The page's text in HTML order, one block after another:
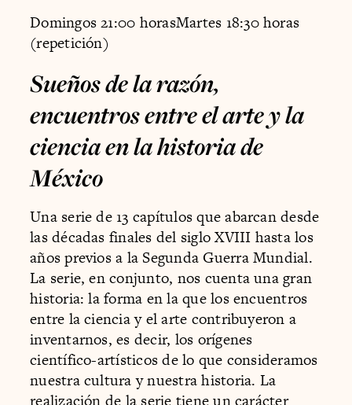
Domingos 21:00 horasMartes 18:30 horas
(repetición)
Sueños de la razón,
encuentros entre el arte y la
ciencia en la historia de
México
Una serie de 13 capítulos que abarcan desde
las décadas finales del siglo XVIII hasta los
años previos a la Segunda Guerra Mundial.
La serie, en conjunto, nos cuenta una gran
historia: la forma en la que los encuentros
entre la ciencia y el arte contribuyeron a
inventarnos, es decir, los orígenes
científico-artísticos de lo que consideramos
nuestra cultura y nuestra historia. La